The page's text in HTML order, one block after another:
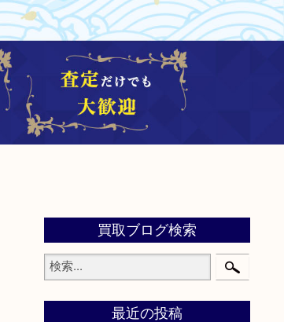
買取ブログ検索
最近の投稿